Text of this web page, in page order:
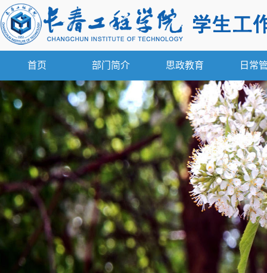
首页 部门简介 思政教育 日常